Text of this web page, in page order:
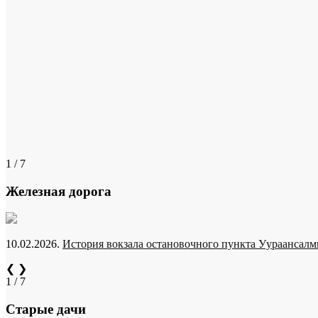
1 / 7
Железная дорога
10.02.2026. История вокзала остановочного пункта
❮ ❯
1 / 7
Старые дачи